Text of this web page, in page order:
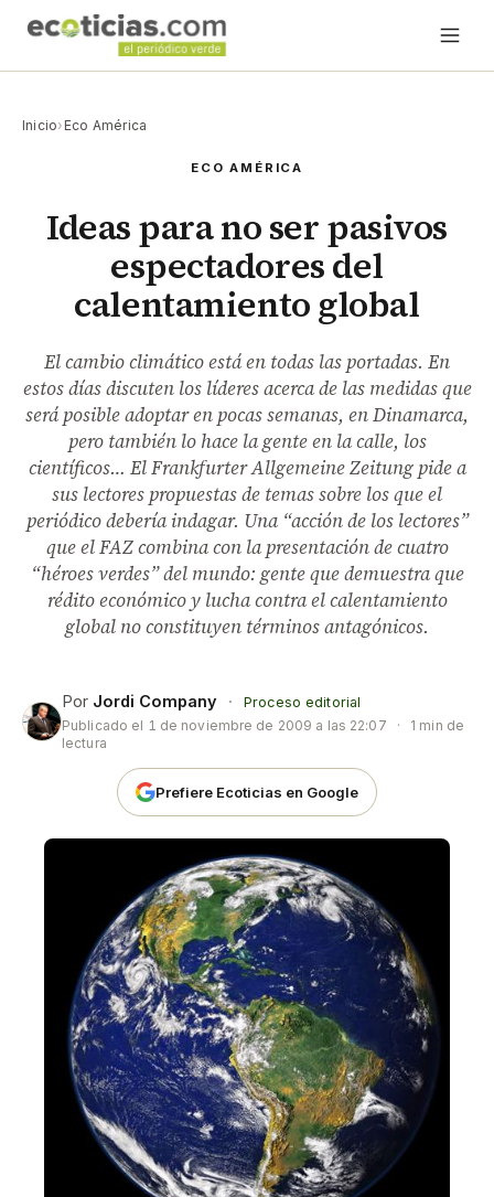
Inicio› Eco América
ECO AMÉRICA
Ideas para no ser pasivos
espectadores del
calentamiento global
El cambio climático está en todas las portadas. En
estos días discuten los líderes acerca de las medidas que
será posible adoptar en pocas semanas, en Dinamarca,
pero también lo hace la gente en la calle, los
científicos… El Frankfurter Allgemeine Zeitung pide a
sus lectores propuestas de temas sobre los que el
periódico debería indagar. Una “acción de los lectores”
que el FAZ combina con la presentación de cuatro
“héroes verdes” del mundo: gente que demuestra que
rédito económico y lucha contra el calentamiento
global no constituyen términos antagónicos.
Por Jordi Company ·
Proceso editorial
Publicado el 1 de noviembre de 2009 a las 22:07 ·
1 min de
lectura
Prefiere Ecoticias en Google